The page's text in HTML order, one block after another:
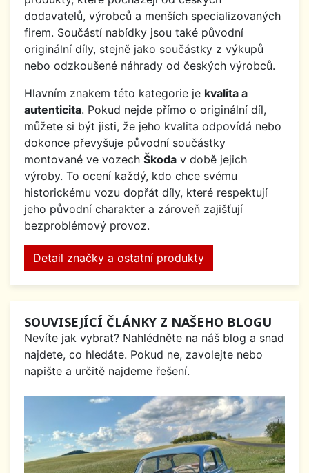
dodavatelů, výrobců a menších specializovaných
firem. Součástí nabídky jsou také původní
originální díly, stejně jako součástky z výkupů
nebo odzkoušené náhrady od českých výrobců.
Hlavním znakem této kategorie je kvalita a
autenticita. Pokud nejde přímo o originální díl,
můžete si být jisti, že jeho kvalita odpovídá nebo
dokonce převyšuje původní součástky
montované ve vozech Škoda v době jejich
výroby. To ocení každý, kdo chce svému
historickému vozu dopřát díly, které respektují
jeho původní charakter a zároveň zajišťují
bezproblémový provoz.
Detail značky a ostatní produkty
SOUVISEJÍCÍ ČLÁNKY Z NAŠEHO BLOGU
Nevíte jak vybrat? Nahlédněte na náš blog a snad
najdete, co hledáte. Pokud ne, zavolejte nebo
napište a určitě najdeme řešení.